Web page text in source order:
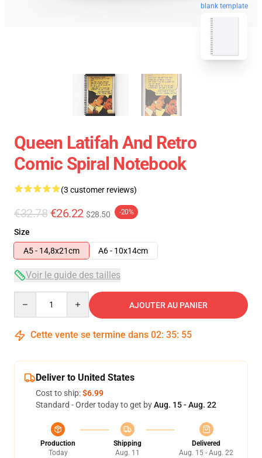
blank template
Queen Latifah And Retro
Comic Spiral Notebook
(3 customer reviews)
€32.78 €26.22 $28.50 -20%
Size
A5 - 14,8x21cm
A6 - 10x14cm
Voir le guide des tailles
AJOUTER AU PANIER
Cette vente se termine dans 02: 35: 54
Deliver to United States
Cost to ship:$6.99
Standard - Order today to get byAug. 15 - Aug. 22
Production
Today
Shipping
Aug. 11
Delivered
Aug. 15 - Aug. 22